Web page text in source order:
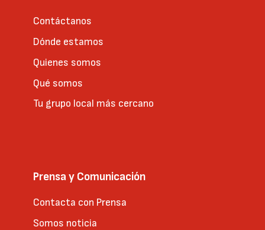
Contáctanos
Dónde estamos
Quienes somos
Qué somos
Tu grupo local más cercano
Prensa y Comunicación
Contacta con Prensa
Somos noticia